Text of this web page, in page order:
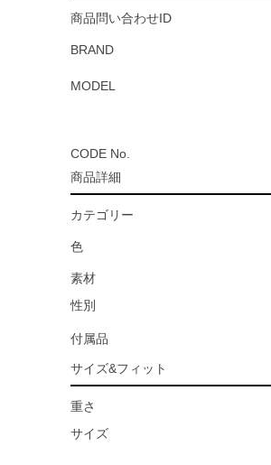
商品問い合わせID
BRAND
MODEL
CODE No.
商品詳細
カテゴリー
色
素材
性別
付属品
サイズ&フィット
重さ
サイズ